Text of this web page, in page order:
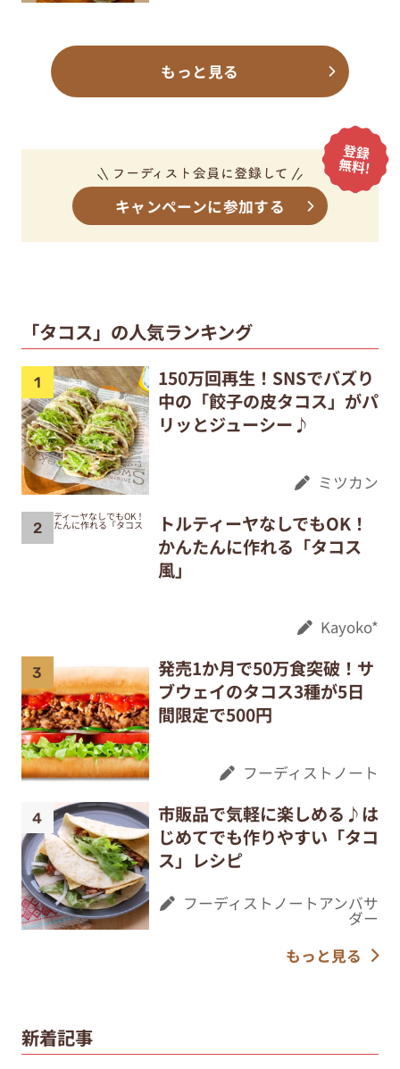
もっと見る
キャンペーンに参加する
「タコス」の人気ランキング
150万回再生！SNSでバズり
中の「餃子の皮タコス」がパ
リッとジューシー♪
ミツカン
トルティーヤなしでもOK！
かんたんに作れる「タコス
風」
Kayoko*
発売1か月で50万食突破！サ
ブウェイのタコス3種が5日
間限定で500円
フーディストノート
市販品で気軽に楽しめる♪は
じめてでも作りやすい「タコ
ス」レシピ
フーディストノートアンバサ
ダー
もっと見る
新着記事